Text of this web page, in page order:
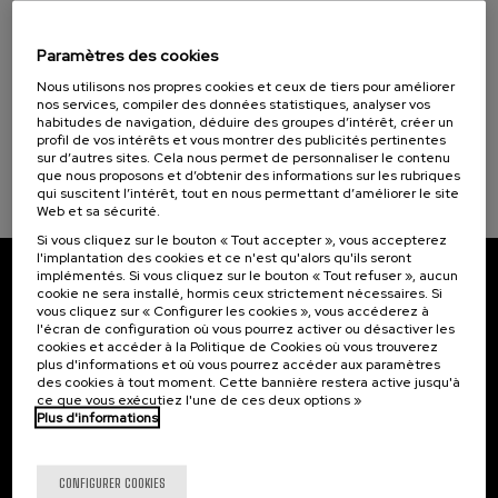
Objectifs de développement durable
07. SEP-08. SEP, 2026
y neonatal
20 h. Espagnol Basque .
...
À PARTIR DE 22 €
Dernières
places
Gratuit
Date
passée
Liste
d'attente
Période
d'inscription
terminée
Abonnez-vous à notre bulletin
Inscrivez-vous pour être le premier à recevoir les
actualités de l'UIK.
S'abonner
Contact
Paramètres des cookies
Nous utilisons nos propres cookies et ceux de tiers pour améliorer
nos services, compiler des données statistiques, analyser vos
habitudes de navigation, déduire des groupes d’intérêt, créer un
profil de vos intérêts et vous montrer des publicités pertinentes
sur d’autres sites. Cela nous permet de personnaliser le contenu
que nous proposons et d’obtenir des informations sur les rubriques
qui suscitent l’intérêt, tout en nous permettant d’améliorer le site
Web et sa sécurité.
Si vous cliquez sur le bouton « Tout accepter », vous accepterez
l'implantation des cookies et ce n'est qu'alors qu'ils seront
implémentés. Si vous cliquez sur le bouton « Tout refuser », aucun
cookie ne sera installé, hormis ceux strictement nécessaires. Si
vous cliquez sur « Configurer les cookies », vous accéderez à
l'écran de configuration où vous pourrez activer ou désactiver les
cookies et accéder à la Politique de Cookies où vous trouverez
plus d'informations et où vous pourrez accéder aux paramètres
des cookies à tout moment. Cette bannière restera active jusqu'à
ce que vous exécutiez l'une de ces deux options »
Plus d'informations
CONFIGURER COOKIES